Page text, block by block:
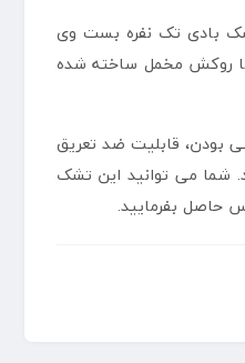
بادی تک نفره بست وی
روکش مخمل ساخته شده
بودن، قابلیت ضد تعریق
شما می توانید این تشک
حاصل بفرمایید.